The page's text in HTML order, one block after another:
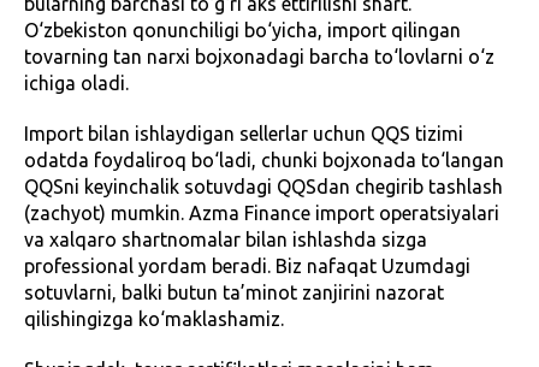
O‘zbekiston qonunchiligi bo‘yicha, import qilingan
tovarning tan narxi bojxonadagi barcha to‘lovlarni o‘z
ichiga oladi.
Import bilan ishlaydigan sellerlar uchun QQS tizimi
odatda foydaliroq bo‘ladi, chunki bojxonada to‘langan
QQSni keyinchalik sotuvdagi QQSdan chegirib tashlash
(zachyot) mumkin. Azma Finance import operatsiyalari
va xalqaro shartnomalar bilan ishlashda sizga
professional yordam beradi. Biz nafaqat Uzumdagi
sotuvlarni, balki butun ta’minot zanjirini nazorat
qilishingizga ko‘maklashamiz.